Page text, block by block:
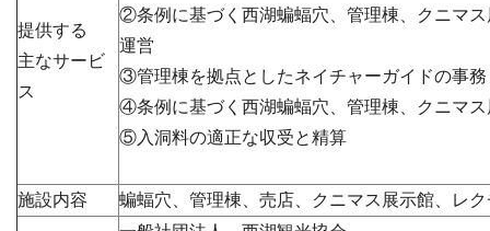
提供する
主なサービ
ス
② 条例に基づく 西湖蝙蝠穴、管理棟、クニマ
運営
③管理棟を拠点としたネイチャーガイドの事務
④条例に基づく西湖蝙蝠穴、管理棟、クニマ
⑤入洞料の適正な収受と精算
施設内容 蝙蝠穴、管理棟、売店、クニマス展示館、レ